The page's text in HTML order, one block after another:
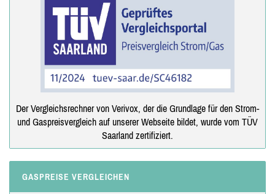
Der Vergleichsrechner von Verivox, der die Grundlage für den Strom-
und Gaspreisvergleich auf unserer Webseite bildet, wurde vom TÜV
Saarland zertifiziert.
GASPREISE VERGLEICHEN